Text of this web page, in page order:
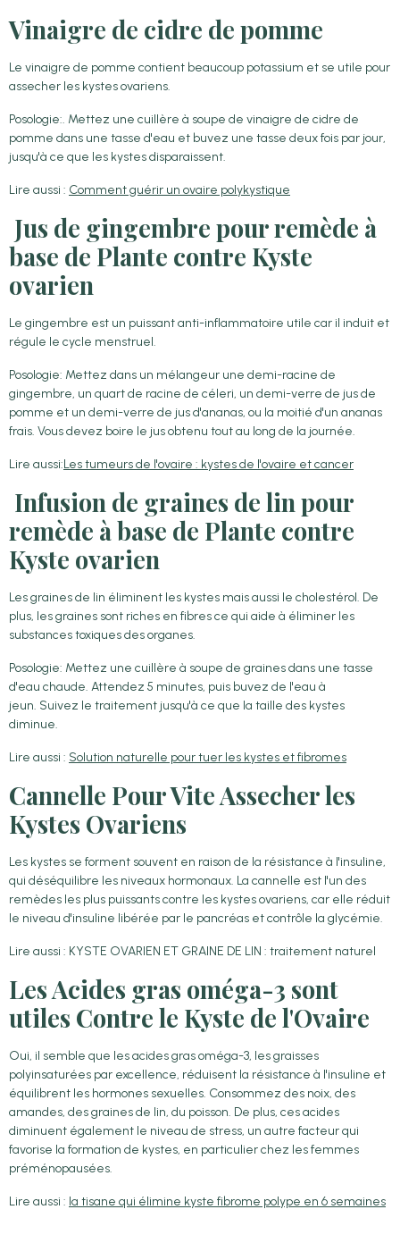
Vinaigre de cidre de pomme
Le vinaigre de pomme contient beaucoup potassium et se utile pour
assecher les kystes ovariens.
Posologie:. Mettez une cuillère à soupe de vinaigre de cidre de
pomme dans une tasse d'eau et buvez une tasse deux fois par jour,
jusqu'à ce que les kystes disparaissent.
Lire aussi : Comment guérir un ovaire polykystique
Jus de gingembre pour remède à
base de Plante contre Kyste
ovarien
Le gingembre est un puissant anti-inflammatoire utile car il induit et
régule le cycle menstruel.
Posologie: Mettez dans un mélangeur une demi-racine de
gingembre, un quart de racine de céleri, un demi-verre de jus de
pomme et un demi-verre de jus d'ananas, ou la moitié d'un ananas
frais. Vous devez boire le jus obtenu tout au long de la journée.
Lire aussi:Les tumeurs de l'ovaire : kystes de l'ovaire et cancer
Infusion de graines de lin pour
remède à base de Plante contre
Kyste ovarien
Les graines de lin éliminent les kystes mais aussi le cholestérol. De
plus, les graines sont riches en fibres ce qui aide à éliminer les
substances toxiques des organes.
Posologie: Mettez une cuillère à soupe de graines dans une tasse
d'eau chaude. Attendez 5 minutes, puis buvez de l'eau à
jeun. Suivez le traitement jusqu'à ce que la taille des kystes
diminue.
Lire aussi : Solution naturelle pour tuer les kystes et fibromes
Cannelle Pour Vite Assecher les
Kystes Ovariens
Les kystes se forment souvent en raison de la résistance à l'insuline,
qui déséquilibre les niveaux hormonaux. La cannelle est l'un des
remèdes les plus puissants contre les kystes ovariens, car elle réduit
le niveau d'insuline libérée par le pancréas et contrôle la glycémie.
Lire aussi : KYSTE OVARIEN ET GRAINE DE LIN : traitement naturel
Les Acides gras oméga-3 sont
utiles Contre le Kyste de l'Ovaire
Oui, il semble que les acides gras oméga-3, les graisses
polyinsaturées par excellence, réduisent la résistance à l'insuline et
équilibrent les hormones sexuelles. Consommez des noix, des
amandes, des graines de lin, du poisson. De plus, ces acides
diminuent également le niveau de stress, un autre facteur qui
favorise la formation de kystes, en particulier chez les femmes
préménopausées.
Lire aussi : la tisane qui élimine kyste fibrome polype en 6 semaines